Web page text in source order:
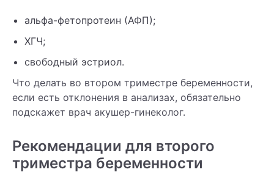
альфа-фетопротеин (АФП);
ХГЧ;
свободный эстриол.
Что делать во втором триместре беременности,
если есть отклонения в анализах, обязательно
подскажет врач акушер-гинеколог.
Рекомендации для второго
триместра беременности